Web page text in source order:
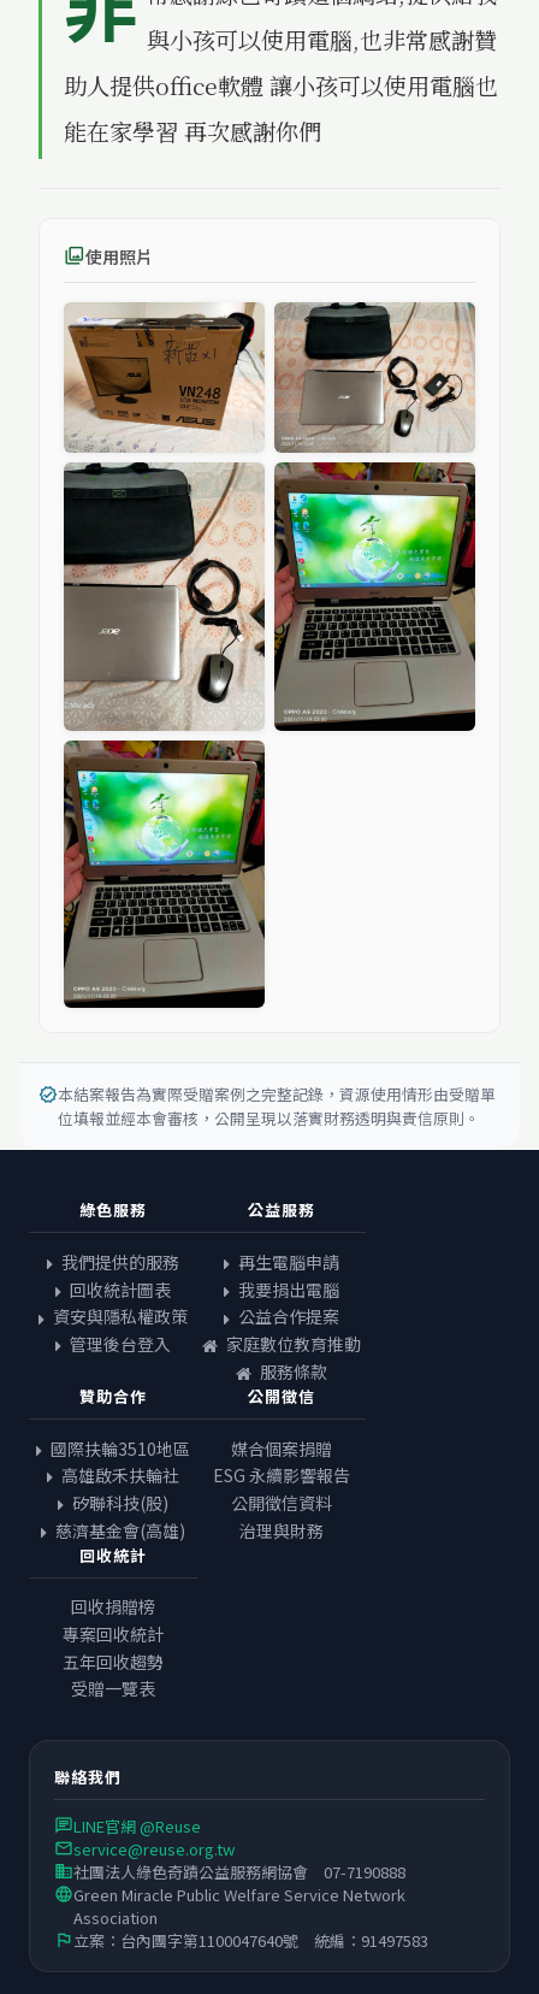
與小孩可以使用電腦,也非常感謝贊
助人提供office軟體 讓小孩可以使用電腦也
能在家學習 再次感謝你們
photo_library使用照片
verified本結案報告為實際受贈案例之完整記錄，資源使用情形由受贈單
位填報並經本會審核，公開呈現以落實財務透明與責信原則。
綠色服務
我們提供的服務
回收統計圖表
資安與隱私權政策
管理後台登入
公益服務
再生電腦申請
我要捐出電腦
公益合作提案
家庭數位教育推動
服務條款
贊助合作
國際扶輪3510地區
高雄啟禾扶輪社
矽聯科技(股)
慈濟基金會(高雄)
公開徵信
媒合個案捐贈
ESG 永續影響報告
公開徵信資料
治理與財務
回收統計
回收捐贈榜
專案回收統計
五年回收趨勢
受贈一覽表
聯絡我們
chatLINE官網 @Reuse
emailservice@reuse.org.tw
business社團法人綠色奇蹟公益服務網協會 07-7190888
languageGreen Miracle Public Welfare Service Network
Association
flag立案：台內團字第1100047640號 統編：91497583